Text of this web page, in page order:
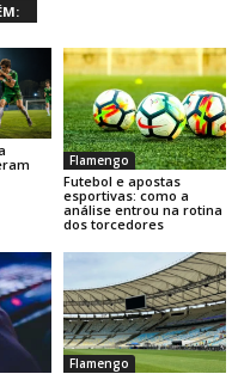
Flamengo
Futebol e apostas
esportivas: como a
análise entrou na rotina
dos torcedores
Flamengo